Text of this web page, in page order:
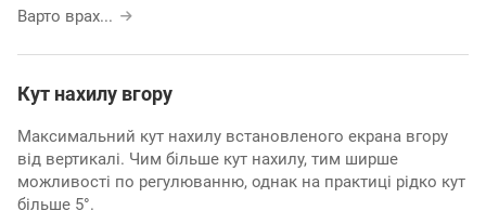
Варто врах...
Кут нахилу вгору
Максимальний кут нахилу встановленого екрана вгору
від вертикалі. Чим більше кут нахилу, тим ширше
можливості по регулюванню, однак на практиці рідко кут
більше 5°.